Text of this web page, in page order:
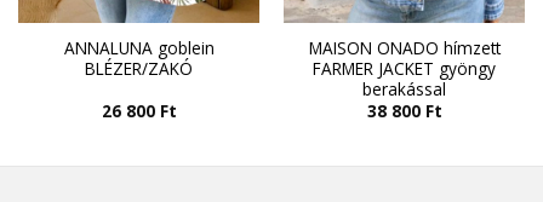
ANNALUNA goblein
BLÉZER/ZAKÓ
26 800 Ft
MAISON ONADO hímzett
FARMER JACKET gyöngy
berakással
38 800 Ft